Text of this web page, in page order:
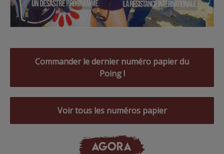
Commander le dernier numéro papier du
Poing !
Voir tous les numéros papier
AGORA